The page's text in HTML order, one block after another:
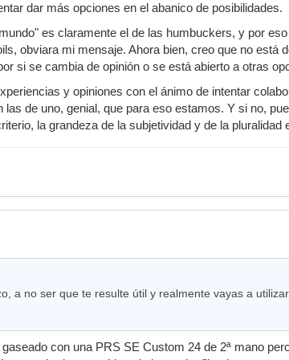
dar más opciones en el abanico de posibilidades.
es claramente el de las humbuckers, y por
obviara mi mensaje. Ahora bien, creo que no está
si se cambia de opinión o se está abierto a otras
y opiniones con el ánimo de intentar
de uno, genial, que para eso estamos. Y si no,
la grandeza de la subjetividad y de la pluralidad
a no ser que te resulte útil y realmente vayas a
con una PRS SE Custom 24 de 2ª mano